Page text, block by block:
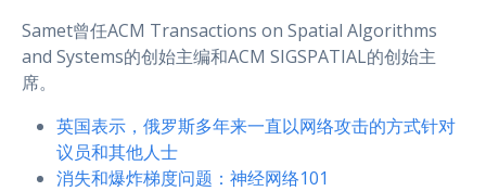
Samet曾任ACM Transactions on Spatial Algorithms
and Systems的创始主编和ACM SIGSPATIAL的创始主
席。
英国表示，俄罗斯多年来一直以网络攻击的方式针对
议员和其他人士
消失和爆炸梯度问题：神经网络101